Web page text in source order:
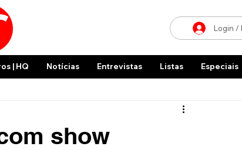
Login /
| HQ Notícias Entrevistas Listas Especiais
show